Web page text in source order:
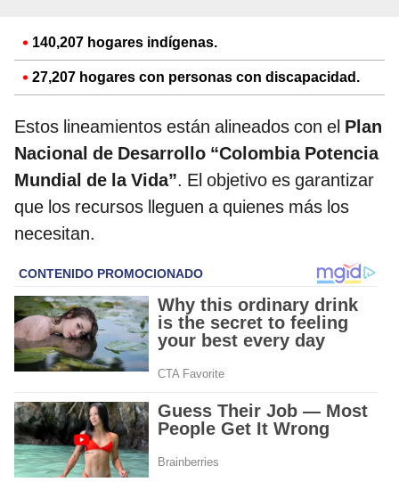
140,207 hogares indígenas.
27,207 hogares con personas con discapacidad.
Estos lineamientos están alineados con el Plan
Nacional de Desarrollo “Colombia Potencia
Mundial de la Vida”. El objetivo es garantizar
que los recursos lleguen a quienes más los
necesitan.